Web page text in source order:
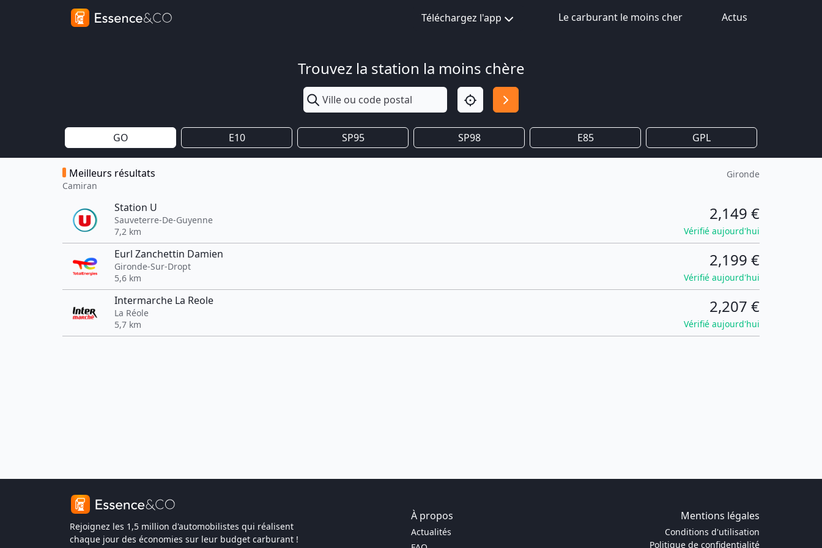
Téléchargez l'app Le carburant le moins cher Actus
Trouvez la station la moins chère
GO E10 SP95 SP98 E85 GPL
Meilleurs résultats
Camiran
Gironde
Station U
Sauveterre-De-Guyenne
7,2 km
2,149 €
Vérifié aujourd'hui
Eurl Zanchettin Damien
Gironde-Sur-Dropt
5,6 km
2,199 €
Vérifié aujourd'hui
Intermarche La Reole
La Réole
5,7 km
2,207 €
Vérifié aujourd'hui
Rejoignez les 1,5 million d'automobilistes qui réalisent
chaque jour des économies sur leur budget carburant !
À propos Mentions légales
Actualités
Conditions d'utilisation
Politique de confidentialité